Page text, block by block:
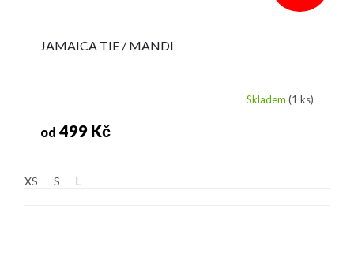
JAMAICA TIE / MANDI
Skladem (1 ks)
od 499 Kč
XS S L